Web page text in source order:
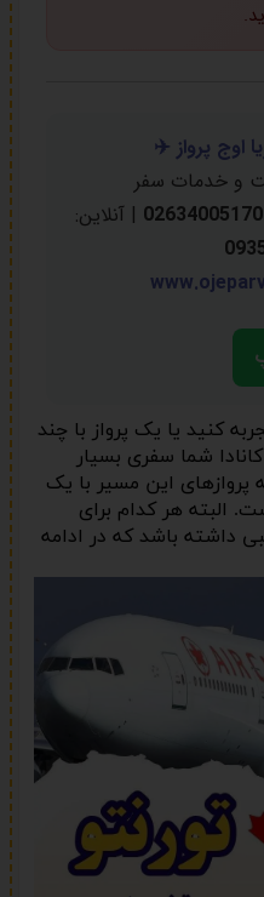
اوج پرواز ✈️
و خدمات سفر
02634005170 | آنلاین:
کنید یا یک پرواز با چند
شما سفری بسیار
این مسیر با یک
البته هر کدام برای
داشته باشد که در ادامه